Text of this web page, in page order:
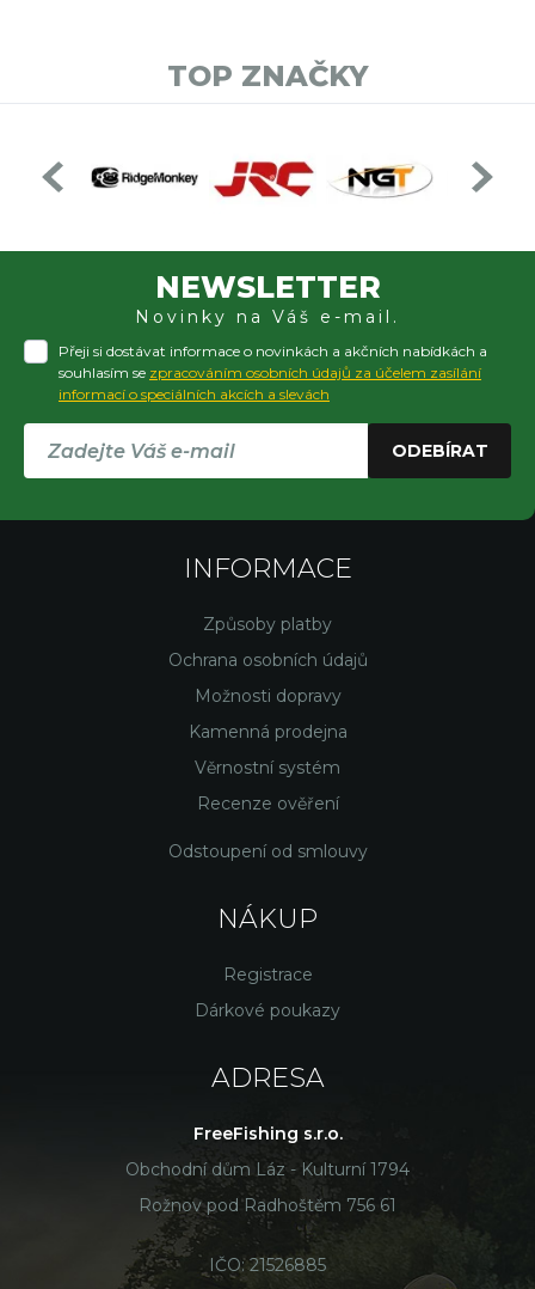
TOP ZNAČKY
NEWSLETTER
Novinky na Váš e-mail.
Přeji si dostávat informace o novinkách a akčních nabídkách a
souhlasím se zpracováním osobních údajů za účelem zasílání
informací o speciálních akcích a slevách
ODEBÍRAT
INFORMACE
Způsoby platby
Ochrana osobních údajů
Možnosti dopravy
Kamenná prodejna
Věrnostní systém
Recenze ověření
Odstoupení od smlouvy
NÁKUP
Registrace
Dárkové poukazy
ADRESA
FreeFishing s.r.o.
Obchodní dům Láz - Kulturní 1794
Rožnov pod Radhoštěm 756 61
IČO: 21526885